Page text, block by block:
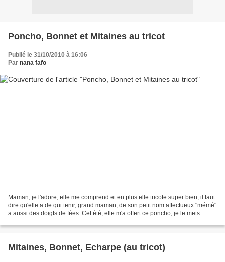
Poncho, Bonnet et Mitaines au tricot
Publié le 31/10/2010 à 16:06
Par nana fafo
Maman, je l'adore, elle me comprend et en plus elle tricote super bien, il faut
dire qu'elle a de qui tenir, grand maman, de son petit nom affectueux "mémé"
a aussi des doigts de fées. Cet été, elle m'a offert ce poncho, je le mets
Mitaines, Bonnet, Echarpe (au tricot)